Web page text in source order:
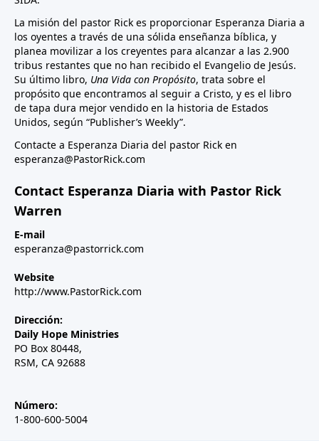
La misión del pastor Rick es proporcionar Esperanza Diaria a
los oyentes a través de una sólida enseñanza bíblica, y
planea movilizar a los creyentes para alcanzar a las 2.900
tribus restantes que no han recibido el Evangelio de Jesús.
Su último libro, Una Vida con Propósito, trata sobre el
propósito que encontramos al seguir a Cristo, y es el libro
de tapa dura mejor vendido en la historia de Estados
Unidos, según “Publisher’s Weekly”.
Contacte a Esperanza Diaria del pastor Rick en
esperanza@PastorRick.com
Contact Esperanza Diaria with Pastor Rick
Warren
E-mail
esperanza@pastorrick.com
Website
http://www.PastorRick.com
Dirección:
Daily Hope Ministries
PO Box 80448,
RSM, CA 92688
Número:
1-800-600-5004